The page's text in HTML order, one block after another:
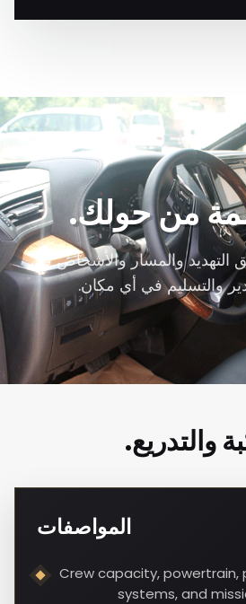
من حولك.
والمسار والأشخاص في
والتسليم في أي مكان.
والتدريع.
المواصفات
Crew capacity, powertrain,
systems, and